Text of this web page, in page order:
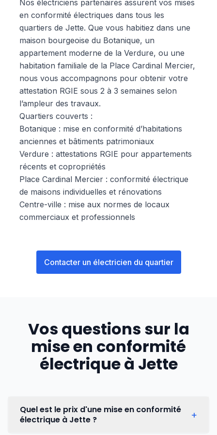
Nos électriciens partenaires assurent vos mises
en conformité électriques dans tous les
quartiers de Jette. Que vous habitiez dans une
maison bourgeoise du Botanique, un
appartement moderne de la Verdure, ou une
habitation familiale de la Place Cardinal Mercier,
nous vous accompagnons pour obtenir votre
attestation RGIE sous 2 à 3 semaines selon
l’ampleur des travaux.
Quartiers couverts :
Botanique : mise en conformité d’habitations
anciennes et bâtiments patrimoniaux
Verdure : attestations RGIE pour appartements
récents et copropriétés
Place Cardinal Mercier : conformité électrique
de maisons individuelles et rénovations
Centre-ville : mise aux normes de locaux
commerciaux et professionnels
Contacter un électricien du quartier
Vos questions sur la
mise en conformité
électrique à Jette
Quel est le prix d'une mise en conformité
électrique à Jette ?
+